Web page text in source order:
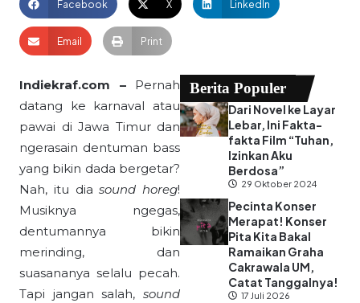
Facebook X LinkedIn
Email Print
Indiekraf.com – Pernah
datang ke karnaval atau
pawai di Jawa Timur dan
ngerasain dentuman bass
yang bikin dada bergetar?
Nah, itu diasound horeg!
Musiknya ngegas,
dentumannya bikin
merinding, dan
suasananya selalu pecah.
Tapi jangan salah, sound
Berita Populer
Dari Novel ke Layar
Lebar, Ini Fakta-
fakta Film “Tuhan,
Izinkan Aku
Berdosa”
29 Oktober 2024
Pecinta Konser
Merapat! Konser
Pita Kita Bakal
Ramaikan Graha
Cakrawala UM,
Catat Tanggalnya!
17 Juli 2026